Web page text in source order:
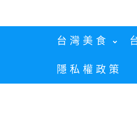
台灣美食
隱私權政策